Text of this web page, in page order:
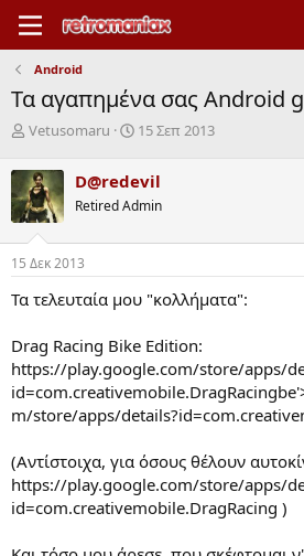
Android
Τα αγαπημένα σας Android
Έ
α
ρ
ξ
η
μ
ί
α
Vetusomaru
Η
ρ
ο
η
α
ν
α
ρ
ξ
η
15 Σεπ 2013
D@redevil
Retired Admin
15 Δεκ 2013
Τα τελευταία μου "κολλήματα":
Drag Racing Bike Edition:
https://play.google.com/store/apps/
m/store/apps/
(Αντίστοιχα, για όσους θέλουν
https://play.google.com/store/apps/
id=com.creativemobile.DragRacing )